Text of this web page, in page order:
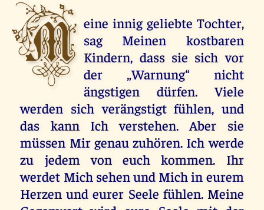
M eine innig geliebte Tochter,
sag Meinen kostbaren
Kindern, dass sie sich vor
der „Warnung“ nicht
ängstigen dürfen. Viele
werden sich verängstigt fühlen, und
das kann Ich verstehen. Aber sie
müssen Mir genau zuhören. Ich werde
zu jedem von euch kommen. Ihr
werdet Mich sehen und Mich in eurem
Herzen und eurer Seele fühlen. Meine